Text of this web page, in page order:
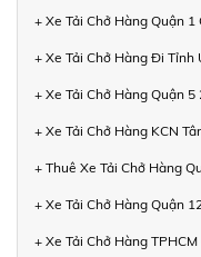
+ Xe Tải Chở Hàng Quận
+ Xe Tải Chở Hàng Đi Tỉnh
+ Xe Tải Chở Hàng Quận
+ Xe Tải Chở Hàng KCN
+ Thuê Xe Tải Chở Hàng
+ Xe Tải Chở Hàng Quận
+ Xe Tải Chở Hàng